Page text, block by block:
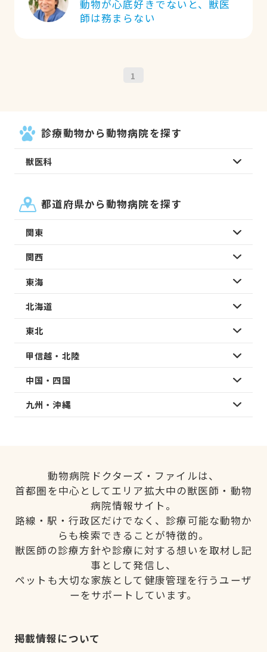
動物が心底好きでないと、獣医
師は務まらない
1
診療動物から動物病院を探す
獣医科
都道府県から動物病院を探す
関東
関西
東海
北海道
東北
甲信越・北陸
中国・四国
九州・沖縄
動物病院ドクターズ・ファイルは、
首都圏を中心としてエリア拡大中の獣医師・動物
病院情報サイト。
路線・駅・行政区だけでなく、診療可能な動物か
らも検索できることが特徴的。
獣医師の診療方針や診療に対する想いを取材し記
事として発信し、
ペットも大切な家族として健康管理を行うユーザ
ーをサポートしています。
掲載情報について